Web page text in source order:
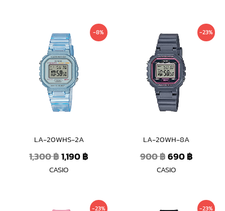
-8%
LA-20WHS-2A
1,300฿
Original
price
was:
1,300 ฿.
1,190฿
Current
price
CASIO
-23%
LA-20WH-8A
900฿
Original
price
was:
900 ฿.
690฿
Current
price
CASIO
-23%
OriginalCurrent
-23%
OriginalCurrent